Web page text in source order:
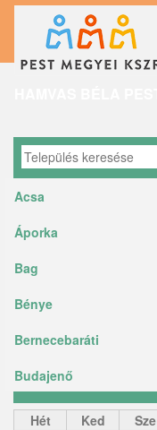
tartalomra
Acsa
Áporka
Bag
Bénye
Bernecebaráti
Budajenő
Ceglédbercel
Hét Ked Sze